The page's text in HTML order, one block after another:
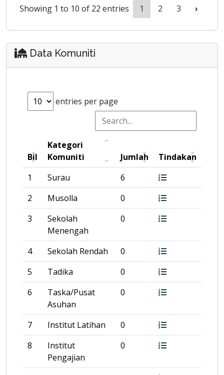
Showing 1 to 10 of 22 entries 1 2 3 ›
Data Komuniti
entries per page
Bil
Kategori
Komuniti
Jumlah
Tindakan
1
Surau
6
2
Musolla
0
3
Sekolah
Menengah
0
4 Sekolah Rendah
0
5
Tadika
0
6
Taska/Pusat
Asuhan
0
7 Institut Latihan
0
8
Institut
Pengajian
0